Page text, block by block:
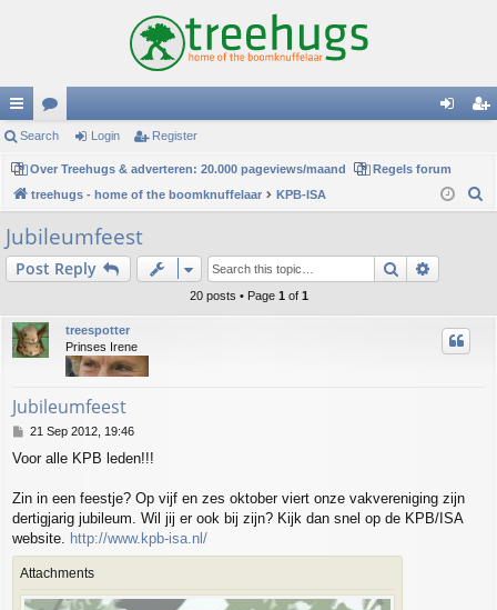
ui
ck
lin
ks
or
u
m
in
er
Search Login Register
Over Treehugs & adverteren: 20.000 pageviews/maand
Regels forum
treehugs - home of the boomknuffelaar
KPB-ISA
h
Jubileumfeest
Post Reply Search
20 posts • Page 1 of 1
treespotter
Prinses Irene
Jubileumfeest
P
s
21 Sep 2012, 19:46
Voor alle KPB leden!!!
Zin in een feestje? Op vijf en zes oktober viert onze vakvereniging zijn
dertigjarig jubileum. Wil jij er ook bij zijn? Kijk dan snel op de KPB/ISA
website. http://www.kpb-isa.nl/
Attachments